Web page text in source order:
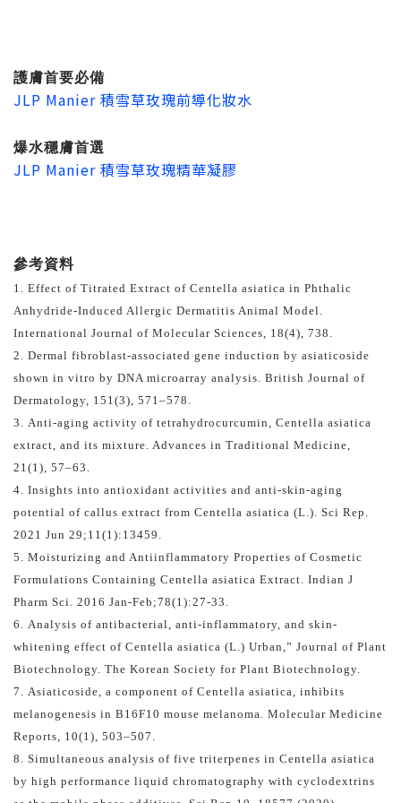
護膚首要必備
JLP Manier 積雪草玫瑰前導化妝水
爆水穩膚首選
JLP Manier 積雪草玫瑰精華凝膠
參考資料
1. Effect of Titrated Extract of Centella asiatica in Phthalic
Anhydride-Induced Allergic Dermatitis Animal Model.
International Journal of Molecular Sciences, 18(4), 738.
2. Dermal fibroblast-associated gene induction by asiaticoside
shown in vitro by DNA microarray analysis. British Journal of
Dermatology, 151(3), 571–578.
3. Anti-aging activity of tetrahydrocurcumin, Centella asiatica
extract, and its mixture. Advances in Traditional Medicine,
21(1), 57–63.
4. Insights into antioxidant activities and anti-skin-aging
potential of callus extract from Centella asiatica (L.). Sci Rep.
2021 Jun 29;11(1):13459.
5. Moisturizing and Antiinflammatory Properties of Cosmetic
Formulations Containing Centella asiatica Extract. Indian J
Pharm Sci. 2016 Jan-Feb;78(1):27-33.
6. Analysis of antibacterial, anti-inflammatory, and skin-
whitening effect of Centella asiatica (L.) Urban,” Journal of Plant
Biotechnology. The Korean Society for Plant Biotechnology.
7. Asiaticoside, a component of Centella asiatica, inhibits
melanogenesis in B16F10 mouse melanoma. Molecular Medicine
Reports, 10(1), 503–507.
8. Simultaneous analysis of five triterpenes in Centella asiatica
by high performance liquid chromatography with cyclodextrins